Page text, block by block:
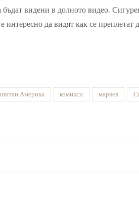
видени в долното видео.
да видят как се преплетат
Америка комикси марвел